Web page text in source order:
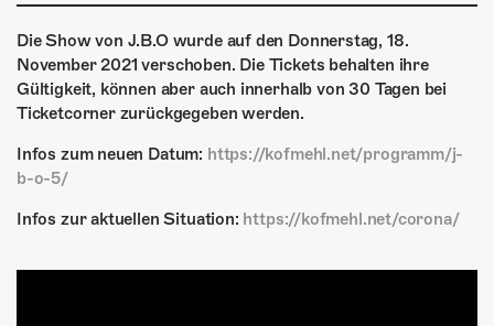
GÖNNEREI
SHOP
MITMACHEN
Die Show von J.B.O wurde auf den Donnerstag, 18.
November 2021 verschoben. Die Tickets behalten ihre
Gültigkeit, können aber auch innerhalb von 30 Tagen bei
Ticketcorner zurückgegeben werden.
Infos zum neuen Datum: https://kofmehl.net/programm/j-
b-o-5/
Infos zur aktuellen Situation: https://kofmehl.net/corona/